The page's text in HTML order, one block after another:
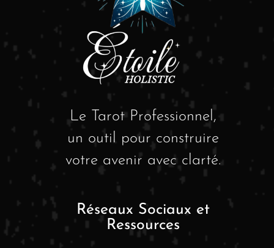
Le Tarot Professionnel,
un outil pour construire
votre avenir avec clarté.
Réseaux Sociaux et
Ressources